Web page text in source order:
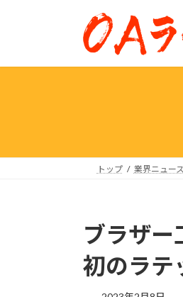
プ
動
トップ 業界ニュース
ブラザ
初のラテ